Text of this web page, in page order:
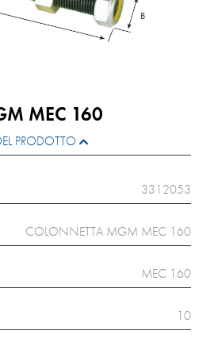
MEC 160
PRODOTTO
3312053
COLONNETTA MGM MEC 160
MEC 160
10